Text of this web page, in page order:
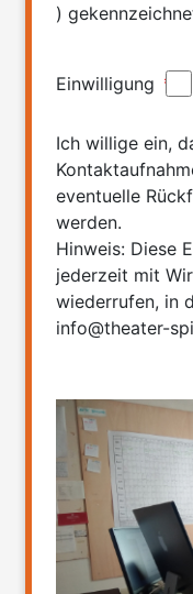
)
*
Einwilligung
Ich willige ein,
eventuelle
werden.
Hinweis: Diese
jederzeit mit
wiederrufen, in
info@theater-